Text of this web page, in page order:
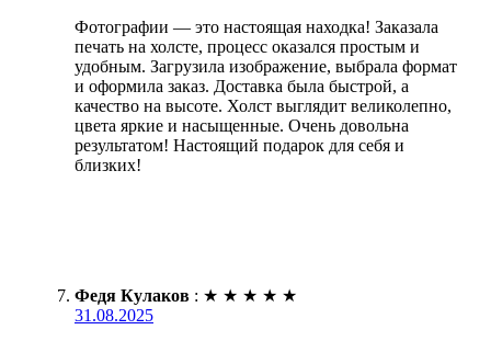
Фотографии — это настоящая находка! Заказала
печать на холсте, процесс оказался простым и
удобным. Загрузила изображение, выбрала формат
и оформила заказ. Доставка была быстрой, а
качество на высоте. Холст выглядит великолепно,
цвета яркие и насыщенные. Очень довольна
результатом! Настоящий подарок для себя и
близких!
Федя Кулаков : ★ ★ ★ ★ ★
31.08.2025